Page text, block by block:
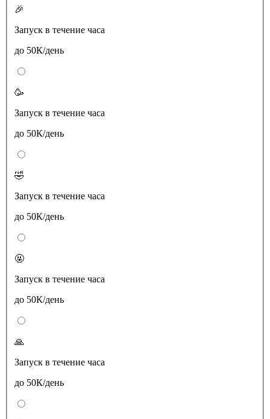
🎉
Запуск в течение часа
до 50К/день
🥳
Запуск в течение часа
до 50К/день
🤣
Запуск в течение часа
до 50К/день
🤬
Запуск в течение часа
до 50К/день
🙏
Запуск в течение часа
до 50К/день